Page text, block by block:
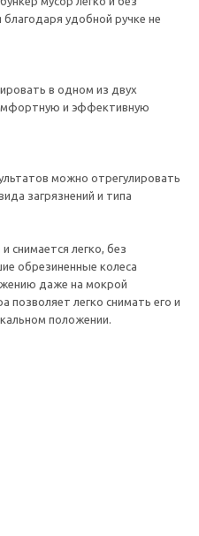
удобной ручке не
в одном из двух
и эффективную
можно отрегулировать
загрязнений и типа
снимается легко, без
обрезиненные колеса
даже на мокрой
позволяет легко снимать его и
положении.